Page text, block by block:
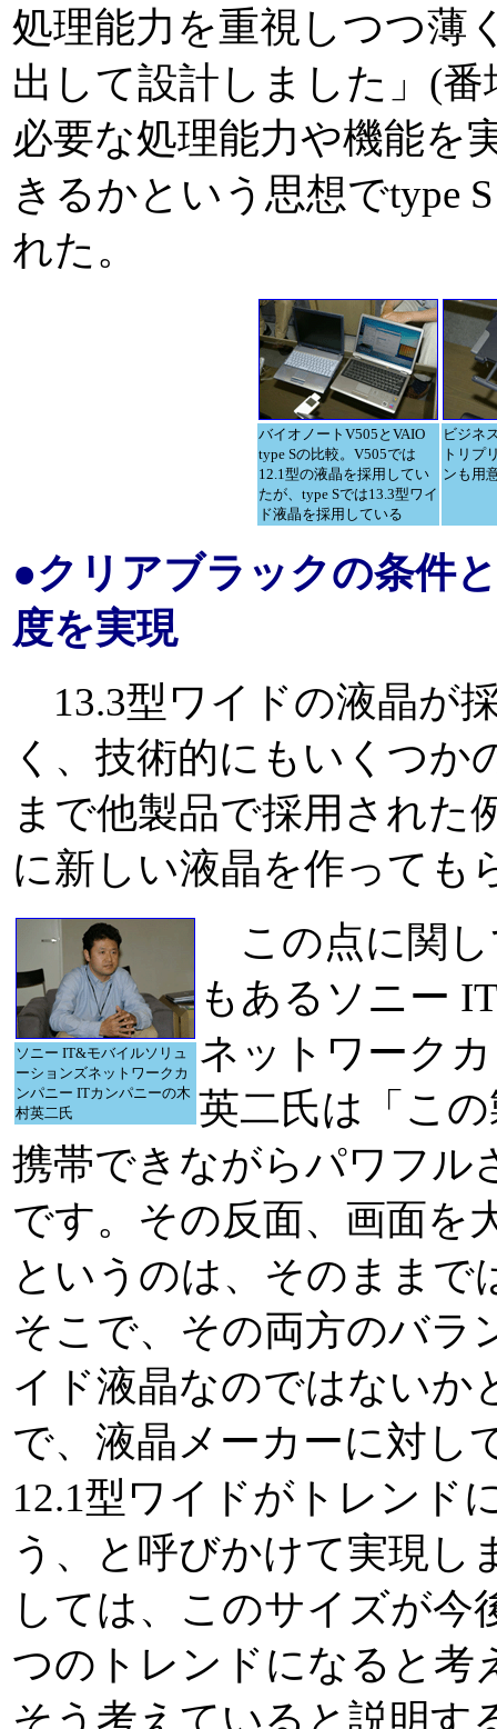
処理能力を重視しつつ薄
出して設計しました」(
必要な処理能力や機能を
きるかという思想でtype
れた。
バイオノートV505とVAIO
type Sの比較。V505では
12.1型の液晶を採用してい
たが、type Sでは13.3型ワイ
ド液晶を採用している
ビジネ
トリプ
ンも用
●クリアブラックの条件
度を実現
13.3型ワイドの液晶が
く、技術的にもいくつ
まで他製品で採用された
に新しい液晶を作っても
ソニー IT&モバイルソリュ
ーションズネットワークカ
ンパニー ITカンパニーの木
村英二氏
この点に関し
もあるソニー
ネットワーク
英二氏は「こ
携帯できながらパワフル
です。その反面、画面を
というのは、そのままで
そこで、その両方のバラ
イド液晶なのではないか
で、液晶メーカーに対し
12.1型ワイドがトレンド
う、と呼びかけて実現し
しては、このサイズが
つのトレンドになると考
そう考えていると説明す